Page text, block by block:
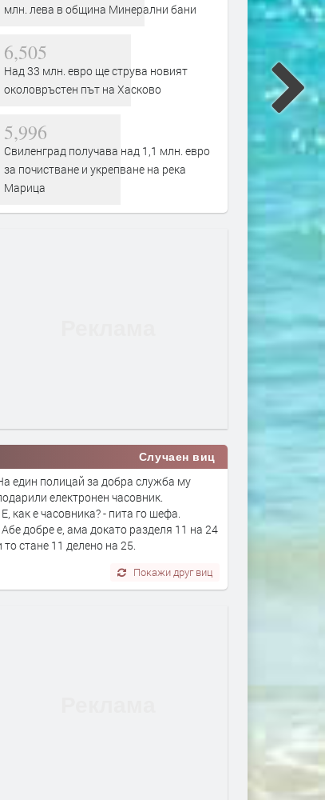
млн. лева в община Минерални бани
6,505
Над 33 млн. евро ще струва новият
околовръстен път на Хасково
5,996
Свиленград получава над 1,1 млн. евро
за почистване и укрепване на река
Марица
Случаен виц
един полицай за добра служба му
електронен часовник.
как е часовника? - пита го шефа.
Абе добре е, ама докато разделя 11 на 24
то стане 11 делено на 25.
Покажи друг виц